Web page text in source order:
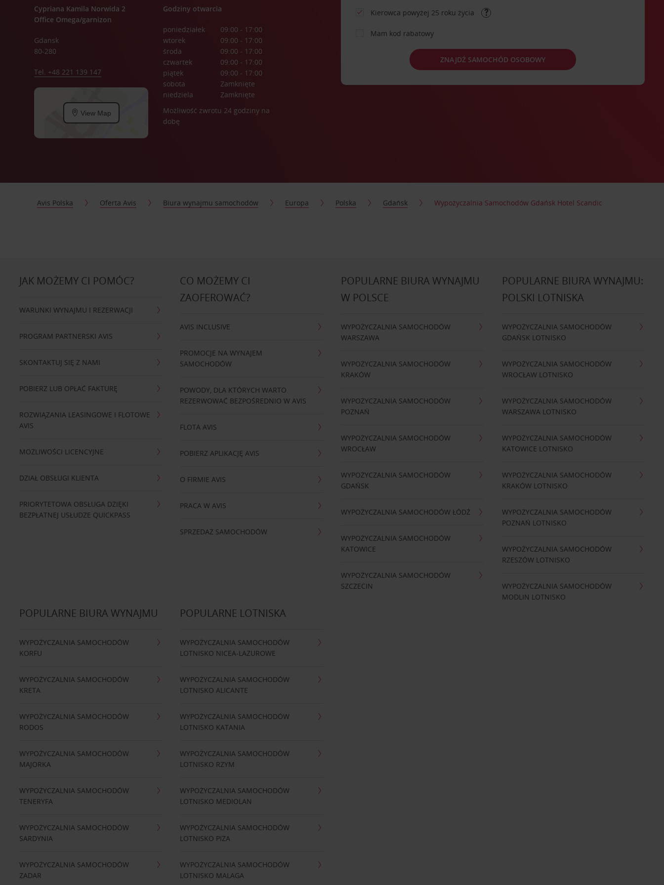
Cypriana Kamila Norwida 2
Office Omega/garnizon
Gdansk
80-280
Tel. +48 221 139 147
View Map
Godziny otwarcia
poniedziałek
09:00 - 17:00
wtorek
09:00 - 17:00
środa
09:00 - 17:00
czwartek
09:00 - 17:00
piątek
09:00 - 17:00
sobota
Zamknięte
niedziela
Zamknięte
Możliwość zwrotu 24 godziny na
dobę
Kierowca powyżej 25 roku życia
Mam kod rabatowy
ZNAJDŹ SAMOCHÓD OSOBOWY
Avis Polska Oferta Avis Biura wynajmu samochodów Europa Polska Gdańsk Wypożyczalnia Samochodów Gdańsk Hotel Scandic
JAK MOŻEMY CI POMÓC?
WARUNKI WYNAJMU I REZERWACJI
PROGRAM PARTNERSKI AVIS
SKONTAKTUJ SIĘ Z NAMI
POBIERZ LUB OPŁAĆ FAKTURĘ
ROZWIĄZANIA LEASINGOWE I FLOTOWE
AVIS
MOŻLIWOŚCI LICENCYJNE
DZIAŁ OBSŁUGI KLIENTA
PRIORYTETOWA OBSŁUGA DZIĘKI
BEZPŁATNEJ USŁUDZE QUICKPASS
CO MOŻEMY CI
ZAOFEROWAĆ?
AVIS INCLUSIVE
PROMOCJE NA WYNAJEM
SAMOCHODÓW
POWODY, DLA KTÓRYCH WARTO
REZERWOWAĆ BEZPOŚREDNIO W AVIS
FLOTA AVIS
POBIERZ APLIKACJĘ AVIS
O FIRMIE AVIS
PRACA W AVIS
SPRZEDAŻ SAMOCHODÓW
POPULARNE BIURA WYNAJMU
W POLSCE
WYPOŻYCZALNIA SAMOCHODÓW
WARSZAWA
WYPOŻYCZALNIA SAMOCHODÓW
KRAKÓW
WYPOŻYCZALNIA SAMOCHODÓW
POZNAŃ
WYPOŻYCZALNIA SAMOCHODÓW
WROCŁAW
WYPOŻYCZALNIA SAMOCHODÓW
GDAŃSK
WYPOŻYCZALNIA SAMOCHODÓW ŁÓDŹ
WYPOŻYCZALNIA SAMOCHODÓW
KATOWICE
WYPOŻYCZALNIA SAMOCHODÓW
SZCZECIN
POPULARNE BIURA WYNAJMU:
POLSKI LOTNISKA
WYPOŻYCZALNIA SAMOCHODÓW
GDAŃSK LOTNISKO
WYPOŻYCZALNIA SAMOCHODÓW
WROCŁAW LOTNISKO
WYPOŻYCZALNIA SAMOCHODÓW
WARSZAWA LOTNISKO
WYPOŻYCZALNIA SAMOCHODÓW
KATOWICE LOTNISKO
WYPOŻYCZALNIA SAMOCHODÓW
KRAKÓW LOTNISKO
WYPOŻYCZALNIA SAMOCHODÓW
POZNAŃ LOTNISKO
WYPOŻYCZALNIA SAMOCHODÓW
RZESZÓW LOTNISKO
WYPOŻYCZALNIA SAMOCHODÓW
MODLIN LOTNISKO
POPULARNE BIURA WYNAJMU
WYPOŻYCZALNIA SAMOCHODÓW
KORFU
WYPOŻYCZALNIA SAMOCHODÓW
KRETA
WYPOŻYCZALNIA SAMOCHODÓW
RODOS
WYPOŻYCZALNIA SAMOCHODÓW
MAJORKA
WYPOŻYCZALNIA SAMOCHODÓW
TENERYFA
WYPOŻYCZALNIA SAMOCHODÓW
SARDYNIA
WYPOŻYCZALNIA SAMOCHODÓW
ZADAR
POPULARNE LOTNISKA
WYPOŻYCZALNIA SAMOCHODÓW
LOTNISKO NICEA-LAZUROWE
WYPOŻYCZALNIA SAMOCHODÓW
LOTNISKO ALICANTE
WYPOŻYCZALNIA SAMOCHODÓW
LOTNISKO KATANIA
WYPOŻYCZALNIA SAMOCHODÓW
LOTNISKO RZYM
WYPOŻYCZALNIA SAMOCHODÓW
LOTNISKO MEDIOLAN
WYPOŻYCZALNIA SAMOCHODÓW
LOTNISKO PIZA
WYPOŻYCZALNIA SAMOCHODÓW
LOTNISKO MALAGA